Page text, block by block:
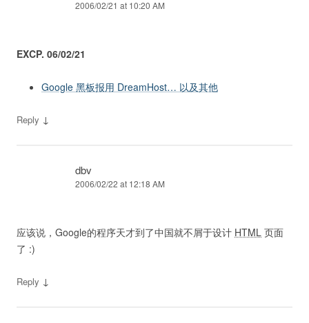
2006/02/21 at 10:20 AM
EXCP. 06/02/21
Google 黑板报用 DreamHost… 以及其他
Reply ↓
dbv
2006/02/22 at 12:18 AM
应该说，Google的程序天才到了中国就不屑于设计 HTML 页面
了 :)
Reply ↓